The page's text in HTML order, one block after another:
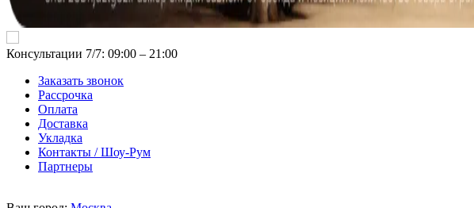
Консультации 7/7: 09:00 ‒ 21:00
Заказать звонок
Рассрочка
Оплата
Доставка
Укладка
Контакты / Шоу-Рум
Партнеры